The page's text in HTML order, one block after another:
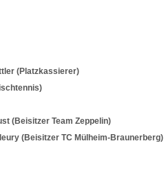
Team Zeppelin)
TC Mülheim-Braunerberg)